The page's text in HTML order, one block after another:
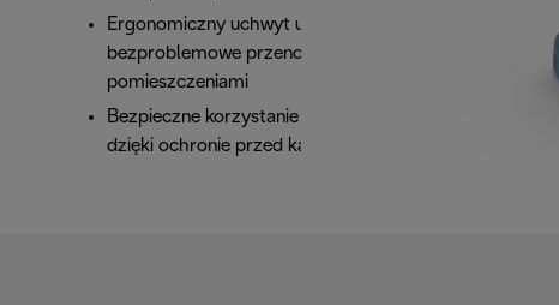
Ergonomiczny uchwyt umożliwia
bezproblemowe przenoszenie urządzenia między
pomieszczeniami
Bezpieczne korzystanie z urządzenia w łazience
dzięki ochronie przed kapaniem